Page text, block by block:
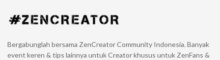
Bergabunglah bersama ZenCreator Community Indonesia. Banyak
event keren & tips lainnya untuk Creator khusus untuk ZenFans &